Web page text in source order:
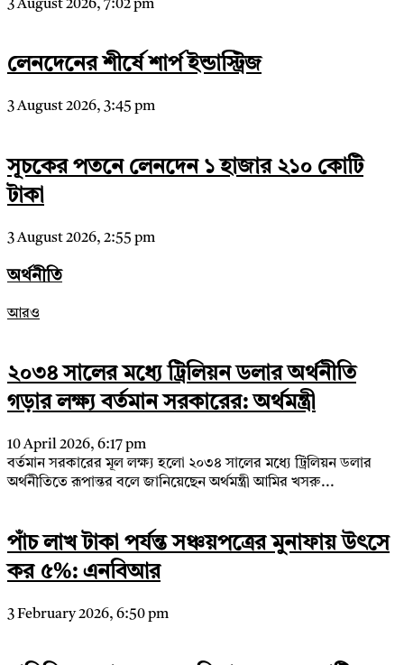
3 August 2026, 7:02 pm
লেনদেনের শীর্ষে শার্প ইন্ডাস্ট্রিজ
3 August 2026, 3:45 pm
সূচকের পতনে লেনদেন ১ হাজার ২১০ কোটি
টাকা
3 August 2026, 2:55 pm
অর্থনীতি
আরও
২০৩৪ সালের মধ্যে ট্রিলিয়ন ডলার অর্থনীতি
গড়ার লক্ষ্য বর্তমান সরকারের: অর্থমন্ত্রী
10 April 2026, 6:17 pm
বর্তমান সরকারের মূল লক্ষ্য হলো ২০৩৪ সালের মধ্যে ট্রিলিয়ন ডলার
অর্থনীতিতে রূপান্তর বলে জানিয়েছেন অর্থমন্ত্রী আমির খসরু...
পাঁচ লাখ টাকা পর্যন্ত সঞ্চয়পত্রের মুনাফায় উৎসে
কর ৫%: এনবিআর
3 February 2026, 6:50 pm